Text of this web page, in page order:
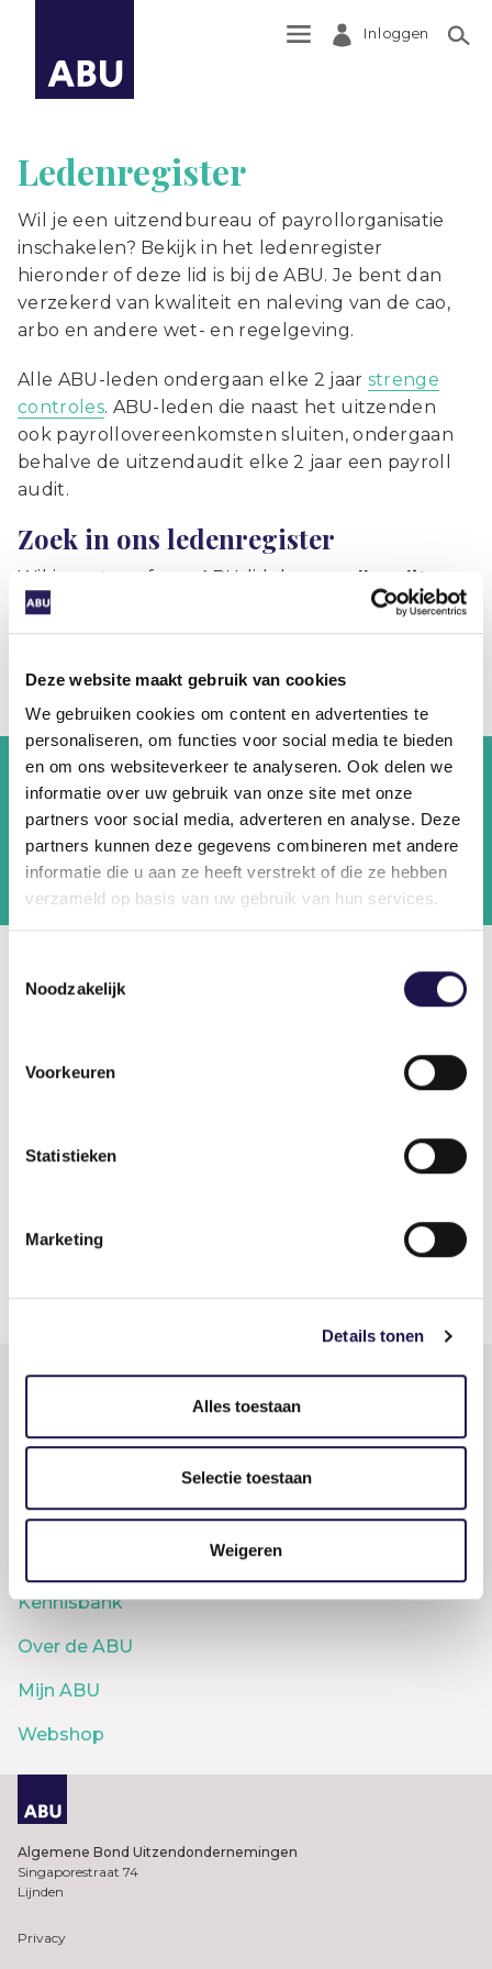
Deze website maakt gebruik van cookies
We gebruiken cookies om content en advertenties te
personaliseren, om functies voor social media te bieden
en om ons websiteverkeer te analyseren. Ook delen we
informatie over uw gebruik van onze site met onze
partners voor social media, adverteren en analyse. Deze
partners kunnen deze gegevens combineren met andere
informatie die u aan ze heeft verstrekt of die ze hebben
verzameld op basis van uw gebruik van hun services.
Noodzakelijk
Voorkeuren
Statistieken
Marketing
Details tonen
Alles toestaan
Selectie toestaan
Weigeren
Inloggen
Ledenregister
Wil je een uitzendbureau of payrollorganisatie
inschakelen? Bekijk in het ledenregister
hieronder of deze lid is bij de ABU. Je bent dan
verzekerd van kwaliteit en naleving van de cao,
arbo en andere wet- en regelgeving.
Alle ABU-leden ondergaan elke 2 jaar strenge
controles. ABU-leden die naast het uitzenden
ook payrollovereenkomsten sluiten, ondergaan
behalve de uitzendaudit elke 2 jaar een payroll
audit.
Zoek in ons ledenregister
Wil je weten of een ABU-lid de
payroll audit
heeft ondergaan? Vink de checkbox ‘payroll
audit’ aan. Wil je weten of een ABU-lid SNF-
certificering’aan.
Zoeken
Payroll audit SNF-certificering
"Heroyam". |
Burgermeester Roelenweg 40 (8e
Nieuws
Marktcijfers
Kennisbank
Over de ABU
Mijn ABU
Webshop
Algemene Bond Uitzendondernemingen
Singaporestraat 74
Lijnden
Privacy